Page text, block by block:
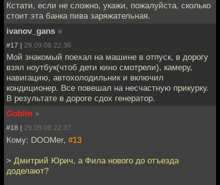
Кстати, если не сложно, укажи, пожалуйста, сколько
стоит эта банка пива заряжательная.
ivanov_gans »
#17 | 29.09.08 22:36
Мой знакомый поехал на машине в отпуск, в дорогу
взял ноутбук(чтоб дети кино смотрели), камеру,
навигацию, автохолодильник и включил
кондиционер. Все повешал на несчастную прикурку.
В результате в дороге сдох генератор.
Goblin »
#18 | 29.09.08 22:37
Кому: DOOMer, #13
> Дмитрий Юрич, а Фила нового до отъезда
доделают?